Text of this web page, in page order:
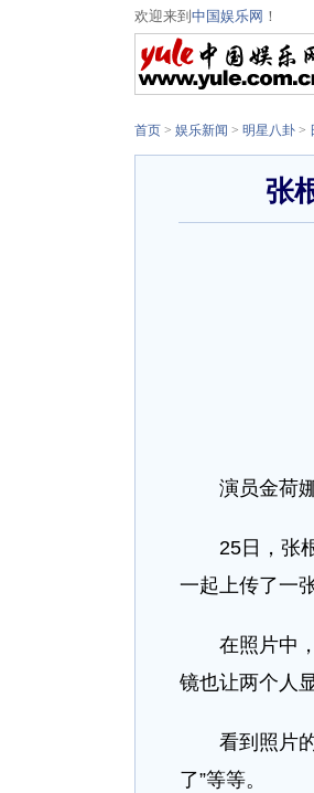
欢迎来到 中国娱乐网 ！
首页 > 娱乐新闻 > 明星八卦 >
张
演员金荷
25日，张
一起上传了一
在照片中
镜也让两个人
看到照片
了”等等。